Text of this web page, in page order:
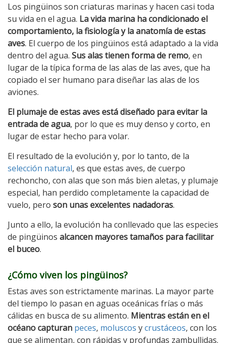
Los pingüinos son criaturas marinas y hacen casi toda
su vida en el agua. La vida marina ha condicionado el
comportamiento, la fisiología y la anatomía de estas
aves. El cuerpo de los pingüinos está adaptado a la vida
dentro del agua. Sus alas tienen forma de remo, en
lugar de la típica forma de las alas de las aves, que ha
copiado el ser humano para diseñar las alas de los
aviones.
El plumaje de estas aves está diseñado para evitar la
entrada de agua, por lo que es muy denso y corto, en
lugar de estar hecho para volar.
El resultado de la evolución y, por lo tanto, de la
selección natural, es que estas aves, de cuerpo
rechoncho, con alas que son más bien aletas, y plumaje
especial, han perdido completamente la capacidad de
vuelo, pero son unas excelentes nadadoras.
Junto a ello, la evolución ha conllevado que las especies
de pingüinos alcancen mayores tamaños para facilitar
el buceo.
¿Cómo viven los pingüinos?
Estas aves son estrictamente marinas. La mayor parte
del tiempo lo pasan en aguas oceánicas frías o más
cálidas en busca de su alimento. Mientras están en el
océano capturan peces, moluscos ycrustáceos, con los
que se alimentan, con rápidas y profundas zambullidas.